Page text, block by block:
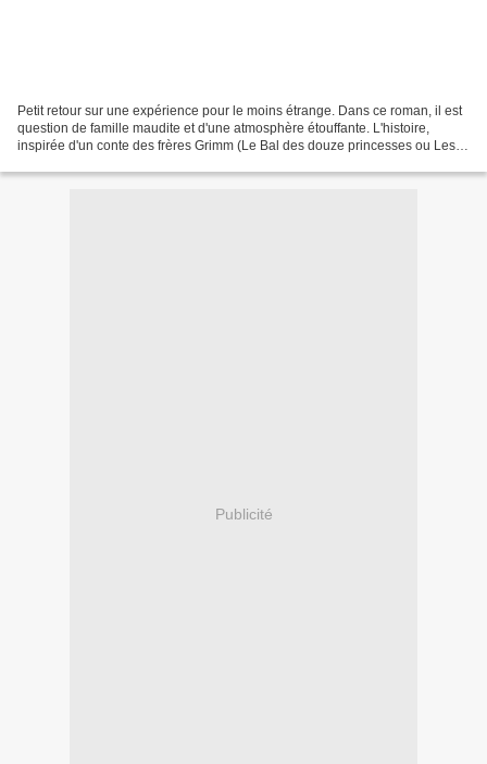
Petit retour sur une expérience pour le moins étrange. Dans ce roman, il est
question de famille maudite et d'une atmosphère étouffante. L'histoire,
inspirée d'un conte des frères Grimm (Le Bal des douze princesses ou Les
Publicité